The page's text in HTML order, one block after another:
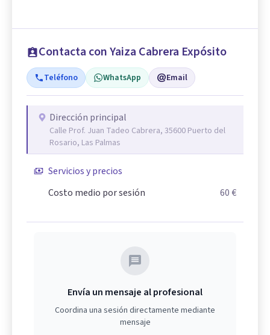
Contacta con Yaiza Cabrera Expósito
Teléfono WhatsApp Email
Dirección principal
Calle Prof. Juan Tadeo Cabrera, 35600 Puerto del
Rosario, Las Palmas
Servicios y precios
Costo medio por sesión
60 €
Envía un mensaje al profesional
Coordina una sesión directamente mediante
mensaje